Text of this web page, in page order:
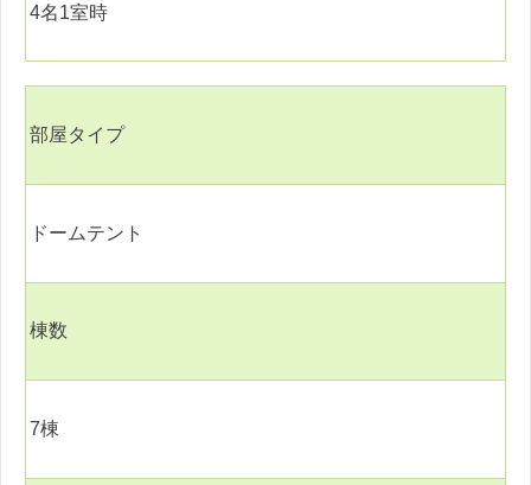
4名1室時
部屋タイプ
ドームテント
棟数
7棟